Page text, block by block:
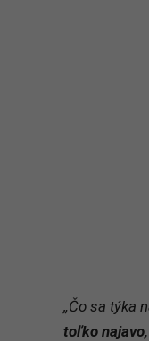
„Čo sa týka
toľko